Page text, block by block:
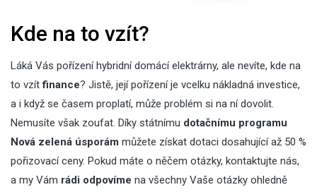
Kde na to vzít?
Láká Vás pořízení hybridní domácí elektrárny, ale nevíte, kde na
to vzítfinance? Jistě, její pořízení je vcelku nákladná investice,
a i když se časem proplatí, může problém si na ní dovolit.
Nemusíte však zoufat. Díky státnímu dotačnímu programu
Nová zelená úsporám můžete získat dotaci dosahující až 50 %
pořizovací ceny. Pokud máte o něčem otázky, kontaktujte nás,
a my Vám rádi odpovíme na všechny Vaše otázky ohledně